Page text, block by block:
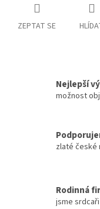
ZEPTAT SE
Nejlepší
možnost
zlaté české
Rodinná
jsme